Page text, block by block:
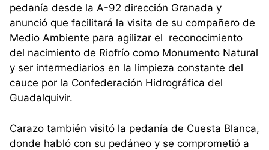
pedanía desde la A-92 dirección Granada y
anunció que facilitará la visita de su compañero de
Medio Ambiente para agilizar el reconocimiento
del nacimiento de Riofrío como Monumento Natural
y ser intermediarios en la limpieza constante del
cauce por la Confederación Hidrográfica del
Guadalquivir.
Carazo también visitó la pedanía de Cuesta Blanca,
donde habló con su pedáneo y se comprometió a